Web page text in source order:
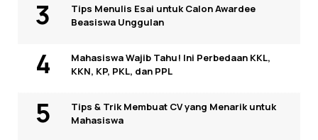
Tips Menulis Esai untuk Calon Awardee
Beasiswa Unggulan
Mahasiswa Wajib Tahu! Ini Perbedaan KKL,
KKN, KP, PKL, dan PPL
Tips & Trik Membuat CV yang Menarik untuk
Mahasiswa